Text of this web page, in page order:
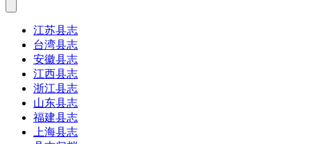
江苏县志
台湾县志
安徽县志
江西县志
浙江县志
山东县志
福建县志
上海县志